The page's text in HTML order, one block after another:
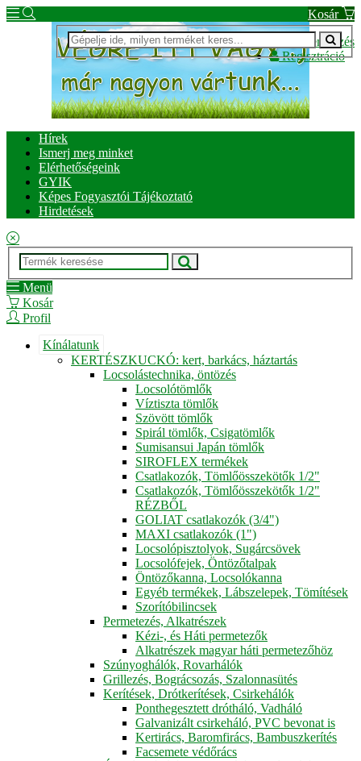
Kosár
Bejelentkezés
Regisztráció
Hírek
Ismerj meg minket
Elérhetőségeink
GYIK
Képes Fogyasztói Tájékoztató
Hirdetések
Menü
Kosár
Profil
Kínálatunk
KERTÉSZKUCKÓ: kert, barkács, háztartás
Locsolástechnika, öntözés
Locsolótömlők
Víztiszta tömlők
Szövött tömlők
Spirál tömlők, Csigatömlők
Sumisansui Japán tömlők
SIROFLEX termékek
Csatlakozók, Tömlőösszekötők 1/2"
Csatlakozók, Tömlőösszekötők 1/2"
RÉZBŐL
GOLIAT csatlakozók (3/4")
MAXI csatlakozók (1")
Locsolópisztolyok, Sugárcsövek
Locsolófejek, Öntözőtalpak
Öntözőkanna, Locsolókanna
Egyéb termékek, Lábszelepek, Tömítések
Szorítóbilincsek
Permetezés, Alkatrészek
Kézi-, és Háti permetezők
Alkatrészek magyar háti permetezőhöz
Szúnyoghálók, Rovarhálók
Grillezés, Bográcsozás, Szalonnasütés
Kerítések, Drótkerítések, Csirkehálók
Ponthegesztett drótháló, Vadháló
Galvanizált csirkeháló, PVC bevonat is
Kertirács, Baromfirács, Bambuszkerítés
Facsemete védőrács